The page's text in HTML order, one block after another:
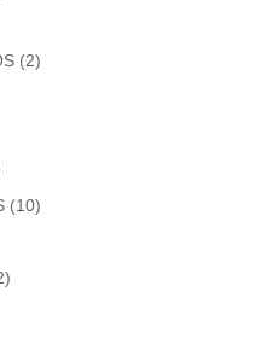
(2)
(10)